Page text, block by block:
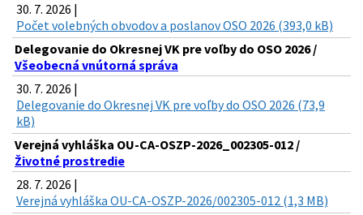
30. 7. 2026 |
Počet volebných obvodov a poslanov OSO 2026 (393,0 kB)
Delegovanie do Okresnej VK pre voľby do OSO 2026 /
Všeobecná vnútorná správa
30. 7. 2026 |
Delegovanie do Okresnej VK pre voľby do OSO 2026 (73,9
kB)
Verejná vyhláška OU-CA-OSZP-2026_002305-012 /
Životné prostredie
28. 7. 2026 |
Verejná vyhláška OU-CA-OSZP-2026/002305-012 (1,3 MB)